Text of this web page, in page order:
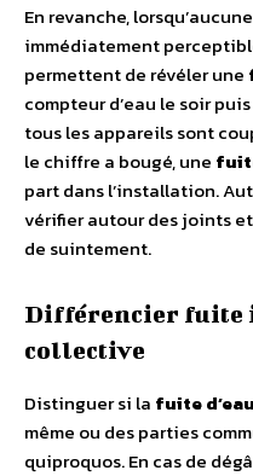
En revanche,
immédiatement
permettent de révéler une
compteur d’eau le soir
tous les appareils sont
le chiffre a bougé, une
part dans l’installation.
vérifier autour des joints
de suintement.
Différencier fuite
collective
Distinguer si la fuite d’eau
même ou des parties
quiproquos. En cas de